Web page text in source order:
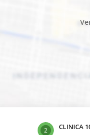
2 CLINICA